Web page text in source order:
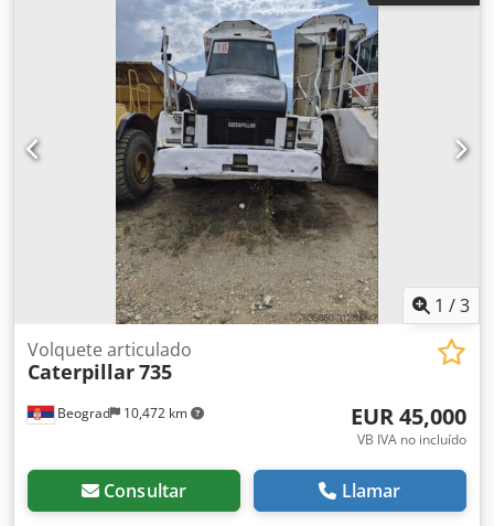
1 /3
Beograd 10,472 km
Volquete articulado
Caterpillar735
EUR 45,000
VB IVA no incluído
Consultar Llamar